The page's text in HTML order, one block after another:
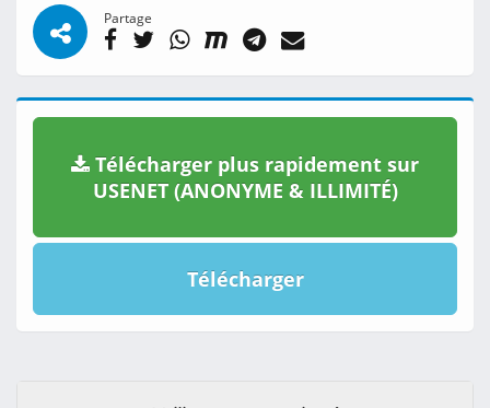
Partage
Télécharger plus rapidement sur
USENET (ANONYME & ILLIMITÉ)
Télécharger